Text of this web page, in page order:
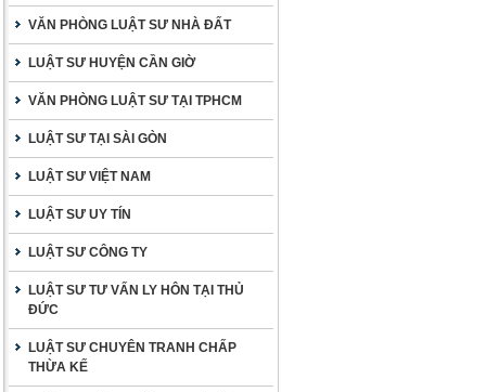
VĂN PHÒNG LUẬT SƯ NHÀ ĐẤT
LUẬT SƯ HUYỆN CẦN GIỜ
VĂN PHÒNG LUẬT SƯ TẠI TPHCM
LUẬT SƯ TẠI SÀI GÒN
LUẬT SƯ VIỆT NAM
LUẬT SƯ UY TÍN
LUẬT SƯ CÔNG TY
LUẬT SƯ TƯ VẤN LY HÔN TẠI THỦ
ĐỨC
LUẬT SƯ CHUYÊN TRANH CHẤP
THỪA KẾ